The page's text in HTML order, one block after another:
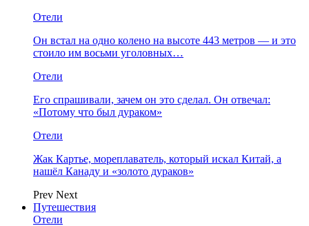
Отели
Он встал на одно колено на высоте 443 метров — и это
стоило им восьми уголовных…
Отели
Его спрашивали, зачем он это сделал. Он отвечал:
«Потому что был дураком»
Отели
Жак Картье, мореплаватель, который искал Китай, а
нашёл Канаду и «золото дураков»
Prev Next
Путешествия
Отели